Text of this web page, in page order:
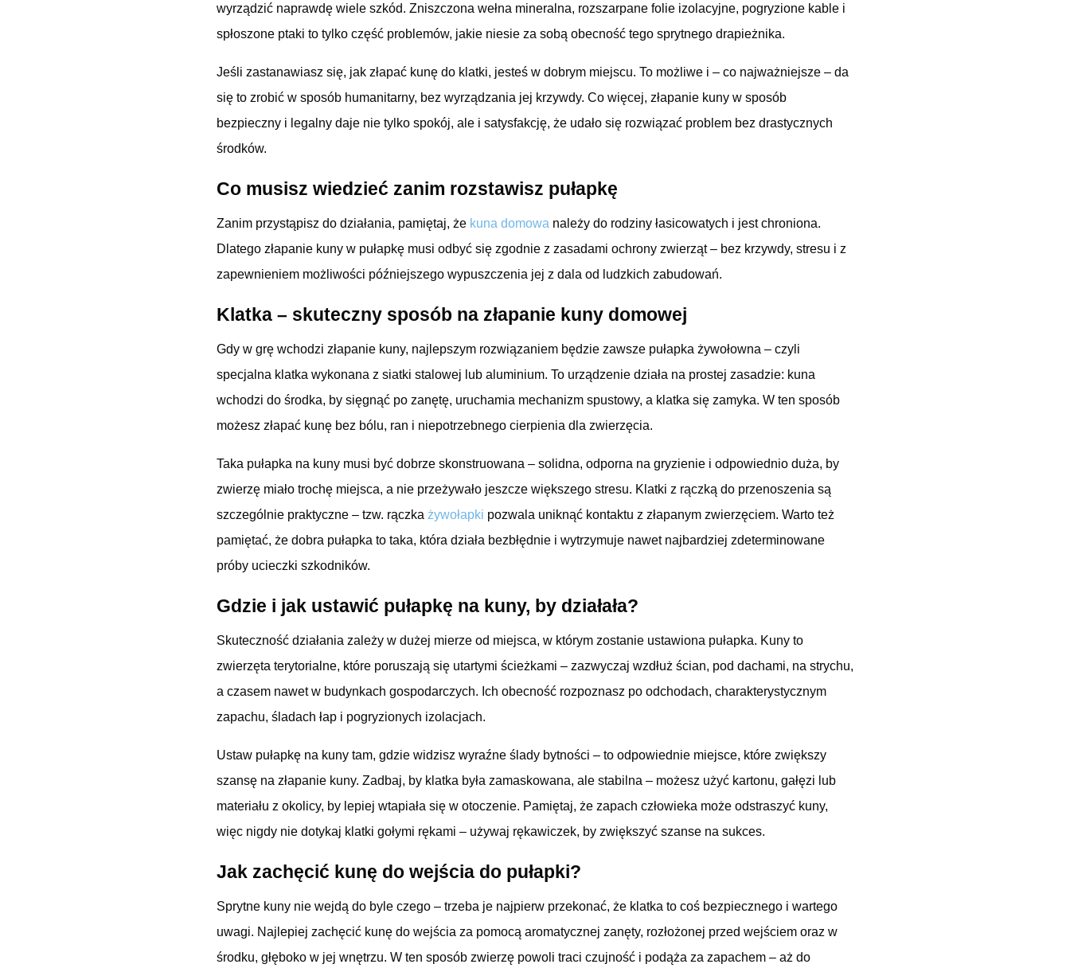
wyrządzić naprawdę wiele szkód. Zniszczona wełna mineralna, rozszarpane folie izolacyjne, pogryzione kable i
spłoszone ptaki to tylko część problemów, jakie niesie za sobą obecność tego sprytnego drapieżnika.
Jeśli zastanawiasz się, jak złapać kunę do klatki, jesteś w dobrym miejscu. To możliwe i – co najważniejsze – da
się to zrobić w sposób humanitarny, bez wyrządzania jej krzywdy. Co więcej, złapanie kuny w sposób
bezpieczny i legalny daje nie tylko spokój, ale i satysfakcję, że udało się rozwiązać problem bez drastycznych
środków.
Co musisz wiedzieć zanim rozstawisz pułapkę
Zanim przystąpisz do działania, pamiętaj, że kuna domowa należy do rodziny łasicowatych i jest chroniona.
Dlatego złapanie kuny w pułapkę musi odbyć się zgodnie z zasadami ochrony zwierząt – bez krzywdy, stresu i z
zapewnieniem możliwości późniejszego wypuszczenia jej z dala od ludzkich zabudowań.
Klatka – skuteczny sposób na złapanie kuny domowej
Gdy w grę wchodzi złapanie kuny, najlepszym rozwiązaniem będzie zawsze pułapka żywołowna – czyli
specjalna klatka wykonana z siatki stalowej lub aluminium. To urządzenie działa na prostej zasadzie: kuna
wchodzi do środka, by sięgnąć po zanętę, uruchamia mechanizm spustowy, a klatka się zamyka. W ten sposób
możesz złapać kunę bez bólu, ran i niepotrzebnego cierpienia dla zwierzęcia.
Taka pułapka na kuny musi być dobrze skonstruowana – solidna, odporna na gryzienie i odpowiednio duża, by
zwierzę miało trochę miejsca, a nie przeżywało jeszcze większego stresu. Klatki z rączką do przenoszenia są
szczególnie praktyczne – tzw. rączka żywołapki pozwala uniknąć kontaktu z złapanym zwierzęciem. Warto też
pamiętać, że dobra pułapka to taka, która działa bezbłędnie i wytrzymuje nawet najbardziej zdeterminowane
próby ucieczki szkodników.
Gdzie i jak ustawić pułapkę na kuny, by działała?
Skuteczność działania zależy w dużej mierze od miejsca, w którym zostanie ustawiona pułapka. Kuny to
zwierzęta terytorialne, które poruszają się utartymi ścieżkami – zazwyczaj wzdłuż ścian, pod dachami, na strychu,
a czasem nawet w budynkach gospodarczych. Ich obecność rozpoznasz po odchodach, charakterystycznym
zapachu, śladach łap i pogryzionych izolacjach.
Ustaw pułapkę na kuny tam, gdzie widzisz wyraźne ślady bytności – to odpowiednie miejsce, które zwiększy
szansę na złapanie kuny. Zadbaj, by klatka była zamaskowana, ale stabilna – możesz użyć kartonu, gałęzi lub
materiału z okolicy, by lepiej wtapiała się w otoczenie. Pamiętaj, że zapach człowieka może odstraszyć kuny,
więc nigdy nie dotykaj klatki gołymi rękami – używaj rękawiczek, by zwiększyć szanse na sukces.
Jak zachęcić kunę do wejścia do pułapki?
Sprytne kuny nie wejdą do byle czego – trzeba je najpierw przekonać, że klatka to coś bezpiecznego i wartego
uwagi. Najlepiej zachęcić kunę do wejścia za pomocą aromatycznej zanęty, rozłożonej przed wejściem oraz w
środku, głęboko w jej wnętrzu. W ten sposób zwierzę powoli traci czujność i podąża za zapachem – aż do